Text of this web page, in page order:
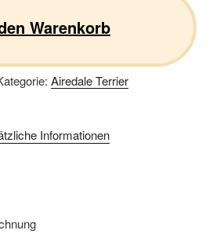
Warenkorb
Airedale Terrier
Informationen